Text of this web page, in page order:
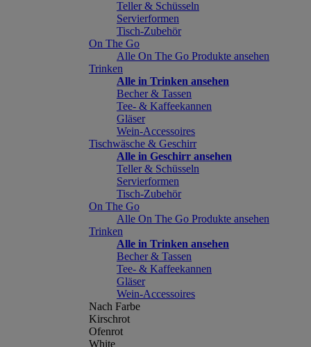
Teller & Schüsseln
Servierformen
Tisch-Zubehör
On The Go
Alle On The Go Produkte ansehen
Trinken
Alle in Trinken ansehen
Becher & Tassen
Tee- & Kaffeekannen
Gläser
Wein-Accessoires
Tischwäsche & Geschirr
Alle in Geschirr ansehen
Teller & Schüsseln
Servierformen
Tisch-Zubehör
On The Go
Alle On The Go Produkte ansehen
Trinken
Alle in Trinken ansehen
Becher & Tassen
Tee- & Kaffeekannen
Gläser
Wein-Accessoires
Nach Farbe
Kirschrot
Ofenrot
White